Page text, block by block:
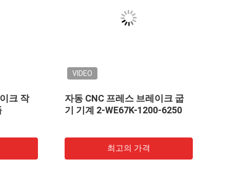
650T 6000mm 탕데임 수압 금
속 판 압축 브레이크 라이트 폴
최고의 가격